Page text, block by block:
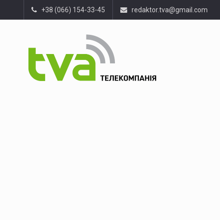
+38 (066) 154-33-45 redaktor.tva@gmail.com